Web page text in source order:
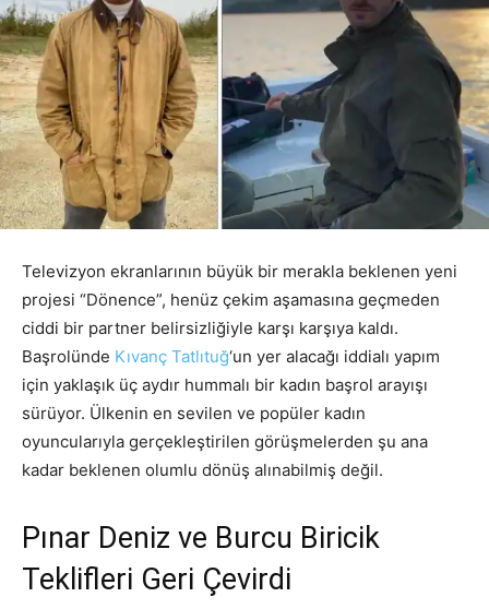
Televizyon ekranlarının büyük bir merakla beklenen yeni
projesi “Dönence”, henüz çekim aşamasına geçmeden
ciddi bir partner belirsizliğiyle karşı karşıya kaldı.
Başrolünde Kıvanç Tatlıtuğ‘un yer alacağı iddialı yapım
için yaklaşık üç aydır hummalı bir kadın başrol arayışı
sürüyor. Ülkenin en sevilen ve popüler kadın
oyuncularıyla gerçekleştirilen görüşmelerden şu ana
kadar beklenen olumlu dönüş alınabilmiş değil.
Pınar Deniz ve Burcu Biricik
Teklifleri Geri Çevirdi